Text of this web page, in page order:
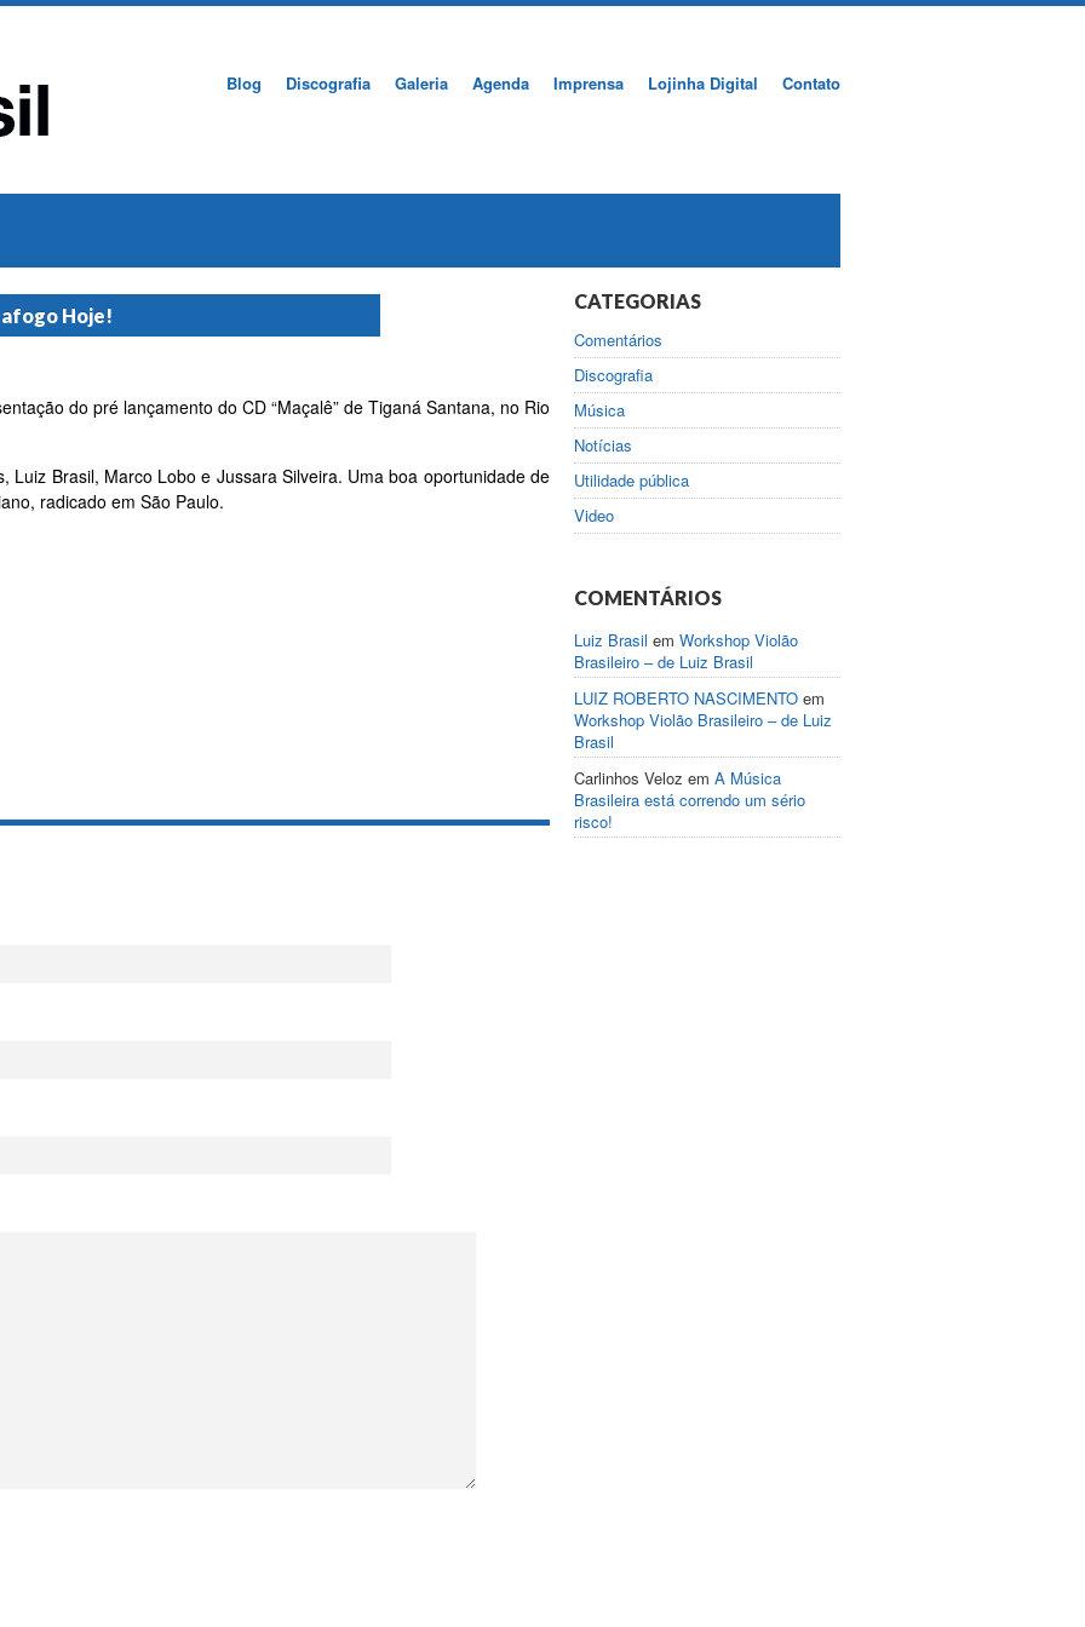
Blog Discografia Galeria Agenda Imprensa Lojinha Digital Contato
Hoje!
do pré lançamento do CD “Maçalê” de Tiganá Santana, no Rio
Luiz Brasil, Marco Lobo e Jussara Silveira. Uma boa oportunidade de
radicado em São Paulo.
CATEGORIAS
Comentários
Discografia
Música
Notícias
Utilidade pública
Video
COMENTÁRIOS
Luiz Brasil em Workshop Violão
Brasileiro – de Luiz Brasil
LUIZ ROBERTO NASCIMENTO em
Workshop Violão Brasileiro – de Luiz
Brasil
Carlinhos Veloz em A Música
Brasileira está correndo um sério
risco!